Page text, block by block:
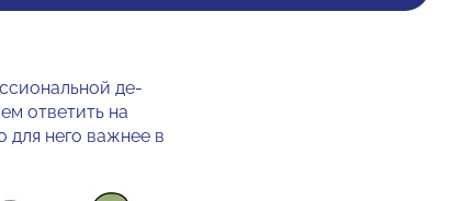
де­
ответить на
для него важнее в